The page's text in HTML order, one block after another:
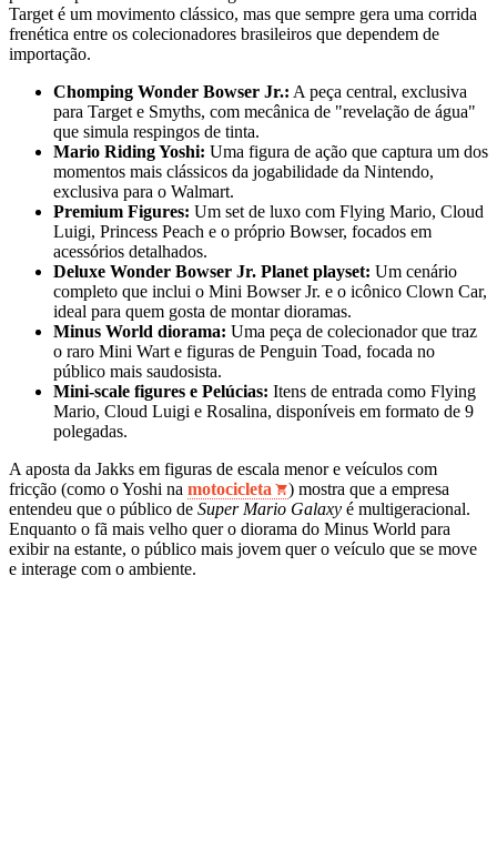
Target é um movimento clássico, mas que sempre gera uma corrida
frenética entre os colecionadores brasileiros que dependem de
importação.
Chomping Wonder Bowser Jr.: A peça central, exclusiva
para Target e Smyths, com mecânica de "revelação de água"
que simula respingos de tinta.
Mario Riding Yoshi: Uma figura de ação que captura um dos
momentos mais clássicos da jogabilidade da Nintendo,
exclusiva para o Walmart.
Premium Figures: Um set de luxo com Flying Mario, Cloud
Luigi, Princess Peach e o próprio Bowser, focados em
acessórios detalhados.
Deluxe Wonder Bowser Jr. Planet playset: Um cenário
completo que inclui o Mini Bowser Jr. e o icônico Clown Car,
ideal para quem gosta de montar dioramas.
Minus World diorama: Uma peça de colecionador que traz
o raro Mini Wart e figuras de Penguin Toad, focada no
público mais saudosista.
Mini-scale figures e Pelúcias: Itens de entrada como Flying
Mario, Cloud Luigi e Rosalina, disponíveis em formato de 9
polegadas.
A aposta da Jakks em figuras de escala menor e veículos com
fricção (como o Yoshi na motocicleta
) mostra que a empresa
entendeu que o público de Super Mario Galaxy é multigeracional.
Enquanto o fã mais velho quer o diorama do Minus World para
exibir na estante, o público mais jovem quer o veículo que se move
e interage com o ambiente.